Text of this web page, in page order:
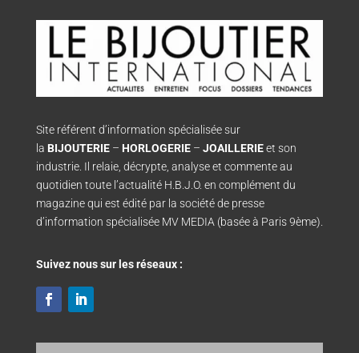
Site référent d’information spécialisée sur
la BIJOUTERIE– HORLOGERIE– JOAILLERIEet son
industrie. Il relaie, décrypte, analyse et commente au
quotidien toute l’actualité H.B.J.O. en complément du
magazine qui est édité par la société de presse
d’information spécialisée MV MEDIA (basée à Paris 9ème).
Suivez nous sur les réseaux :